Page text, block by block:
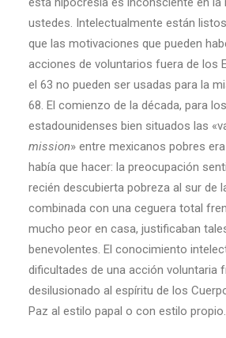
ustedes. Intelectualmente están
que las motivaciones que pueden
acciones de voluntarios fuera de los
el 63 no pueden ser usadas para la
68. El comienzo de la década, para
estadounidenses bien situados las
mission» entre mexicanos pobres
había que hacer: la preocupación
recién descubierta pobreza al sur de
combinada con una ceguera total
mucho peor en casa, justificaban
benevolentes. El conocimiento
dificultades de una acción voluntaria
desilusionado al espíritu de los
Paz al estilo papal o con estilo propio.